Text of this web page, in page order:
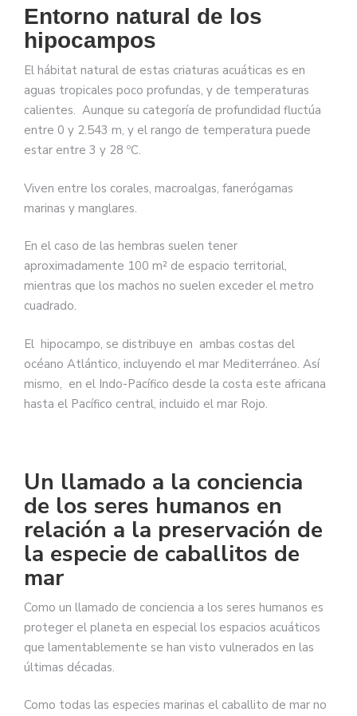
Entorno natural de los
hipocampos
El hábitat natural de estas criaturas acuáticas es en
aguas tropicales poco profundas, y de temperaturas
calientes. Aunque su categoría de profundidad fluctúa
entre 0 y 2.543 m, y el rango de temperatura puede
estar entre 3 y 28 ºC. ​
Viven entre los corales, macroalgas, fanerógamas
marinas y manglares.
En el caso de las hembras suelen tener
aproximadamente 100 m² de espacio territorial,
mientras que los machos no suelen exceder el metro
cuadrado.
El hipocampo, se distribuye en ambas costas del
océano Atlántico, incluyendo el mar Mediterráneo. Así
mismo, en el Indo-Pacífico desde la costa este africana
hasta el Pacífico central, incluido el mar Rojo. ​
Un llamado a la conciencia
de los seres humanos en
relación a la preservación de
la especie de caballitos de
mar
Como un llamado de conciencia a los seres humanos es
proteger el planeta en especial los espacios acuáticos
que lamentablemente se han visto vulnerados en las
últimas décadas.
Como todas las especies marinas el caballito de mar no